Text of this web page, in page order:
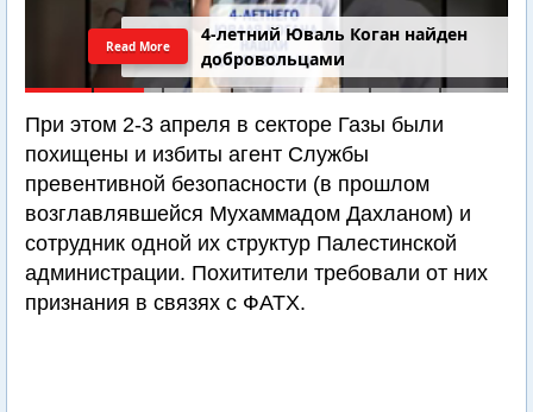
4-летний Юваль Коган найден
добровольцами
Read More
При этом 2-3 апреля в секторе Газы были
похищены и избиты агент Службы
превентивной безопасности (в прошлом
возглавлявшейся Мухаммадом Дахланом) и
сотрудник одной их структур Палестинской
администрации. Похитители требовали от них
признания в связях с ФАТХ.